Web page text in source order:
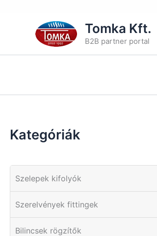
Tomka Kft.
B2B partner portal
Kategóriák
Szelepek kifolyók
Szerelvények fittingek
Bilincsek rögzítők